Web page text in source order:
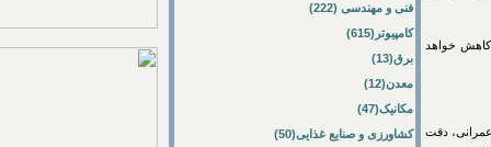
وجود دارد و دمای هوا حدود ۴ تا ۶ درجه‌ کاهش خواهد
دقت
فنی و مهندسی (222)
کامپیوتر(615)
برق(13)
معدن(12)
مکانیک(47)
کشاورزی و صنایع غذایی(50)